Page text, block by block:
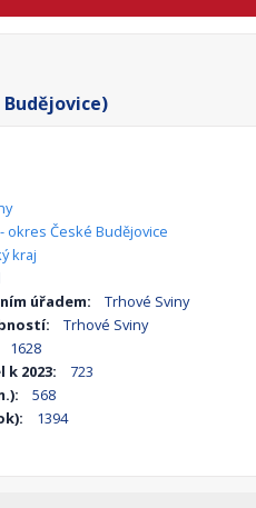
Budějovice)
okres České Budějovice
kraj
úřadem:
Trhové Sviny
Trhové Sviny
1628
2023:
723
568
1394